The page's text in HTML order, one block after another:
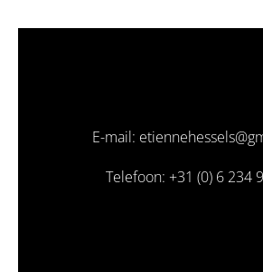
E-mail:
Telefoon: +31 (0) 6 234